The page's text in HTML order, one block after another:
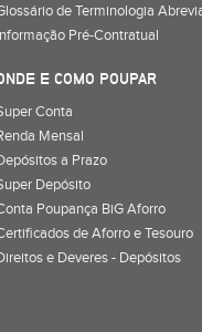
de Terminologia
Pré-Contratual
E COMO POUPAR
Conta
Mensal
a Prazo
Depósito
Poupança BiG Aforro
de Aforro e Tesouro
e Deveres - Depósitos